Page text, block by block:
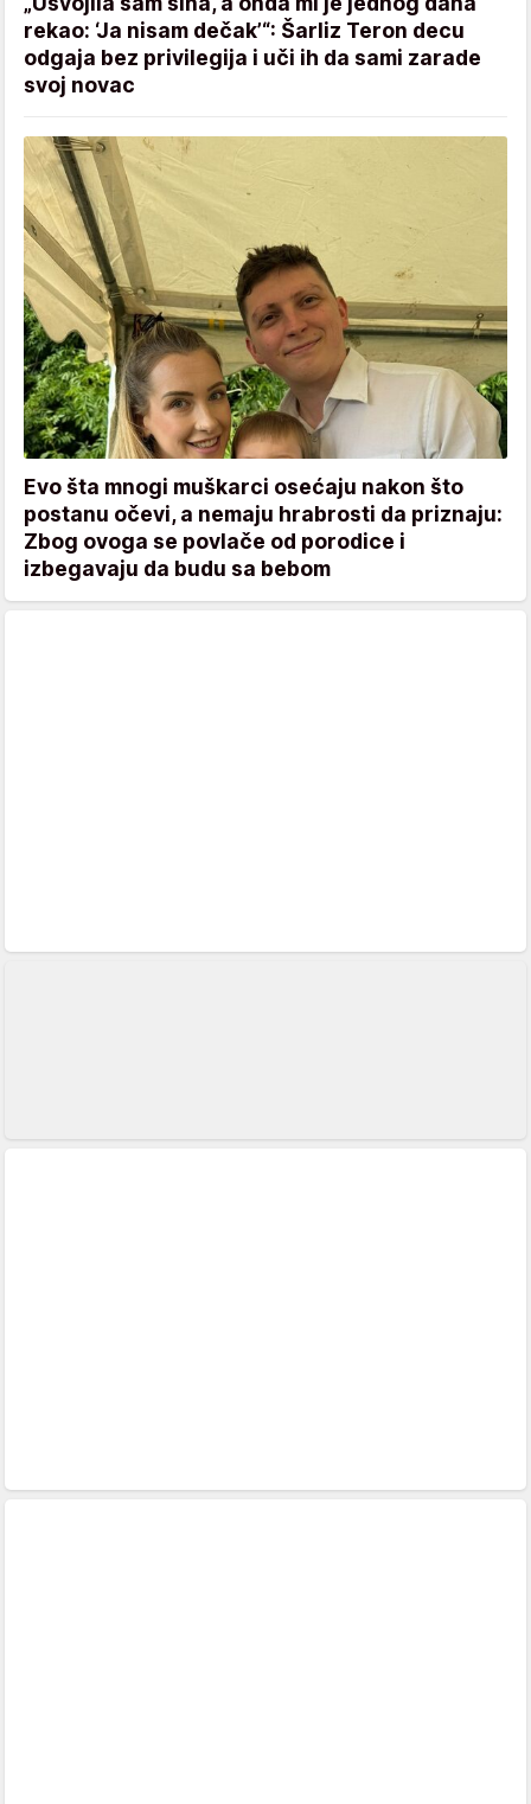
rekao: ‘Ja nisam dečak’“: Šarliz Teron decu
odgaja bez privilegija i uči ih da sami zarade
svoj novac
Evo šta mnogi muškarci osećaju nakon što
postanu očevi, a nemaju hrabrosti da priznaju:
Zbog ovoga se povlače od porodice i
izbegavaju da budu sa bebom